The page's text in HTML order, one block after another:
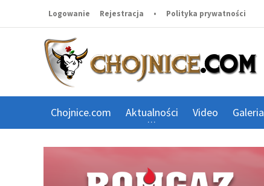
Logowanie Rejestracja • Polityka prywatności
Chojnice.com Aktualności Video Galeria